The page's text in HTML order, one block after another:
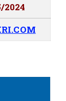
2024